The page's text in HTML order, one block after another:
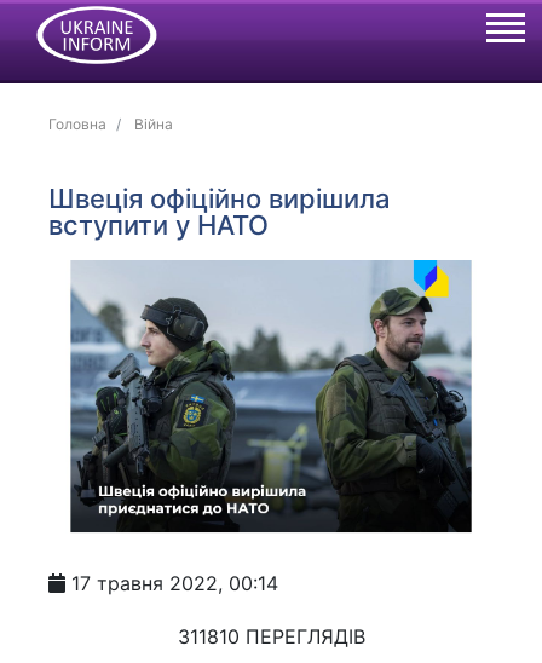
Головна Війна
Швеція офіційно вирішила
вступити у НАТО
17 травня 2022, 00:14
311810 ПЕРЕГЛЯДІВ